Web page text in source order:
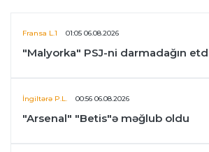
Fransa L.1 01:05 06.08.2026
"Malyorka" PSJ-ni darmadağın
İngiltərə P.L. 00:56 06.08.2026
"Arsenal" "Betis"ə məğlub oldu